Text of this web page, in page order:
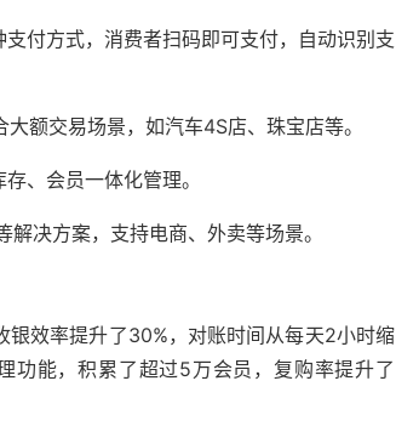
付方式，消费者扫码即可支付，自动识别支
额交易场景，如汽车4S店、珠宝店等。
、会员一体化管理。
决方案，支持电商、外卖等场景。
效率提升了30%，对账时间从每天2小时缩
功能，积累了超过5万会员，复购率提升了